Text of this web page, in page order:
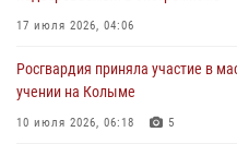
Начальник Главного штаба –
Росгвардии Герой России
15 июля 2026, 06:21
Кинологический тандем из
17 июля 2026, 04:06
Росгвардия приняла участие в
учении на Колыме
10 июля 2026, 06:18 5